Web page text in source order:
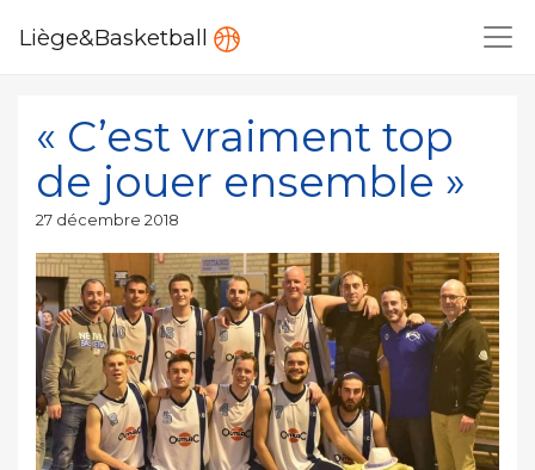
Liège&Basketball
« C’est vraiment top
de jouer ensemble »
Publié
27 décembre 2018